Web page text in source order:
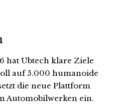
hat Ubtech klare Ziele
auf 5.000 humanoide
die neue Plattform
Automobilwerken ein.